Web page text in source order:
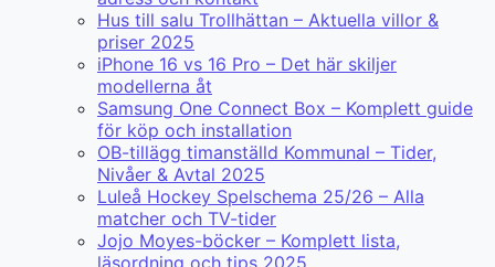
Hus till salu Trollhättan – Aktuella villor &
priser 2025
iPhone 16 vs 16 Pro – Det här skiljer
modellerna åt
Samsung One Connect Box – Komplett guide
för köp och installation
OB-tillägg timanställd Kommunal – Tider,
Nivåer & Avtal 2025
Luleå Hockey Spelschema 25/26 – Alla
matcher och TV-tider
Jojo Moyes-böcker – Komplett lista,
läsordning och tips 2025